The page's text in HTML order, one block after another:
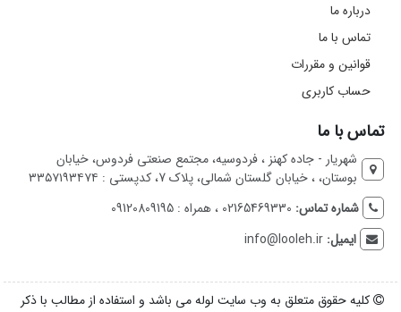
درباره ما
تماس با ما
قوانین و مقررات
حساب کاربری
تماس با ما
شهریار - جاده کهنز ، فردوسیه، مجتمع صنعتی فردوس، خیابان
بوستان، ، خیابان گلستان شمالی، پلاک 7، کدپستی : ۳۳۵۷۱۹۳۴۷۴
شماره تماس: 02165469330 ، همراه : 09120809195
ایمیل:info@looleh.ir
کلیه حقوق متعلق به وب سایت لوله می باشد و استفاده از مطالب با ذکر